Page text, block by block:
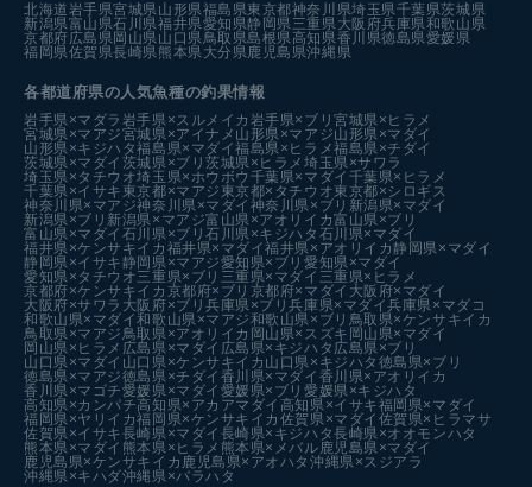
北海道岩手県宮城県山形県福島県東京都神奈川県埼玉県千葉県茨城県
新潟県富山県石川県福井県愛知県静岡県三重県大阪府兵庫県和歌山県
京都府広島県岡山県山口県鳥取県島根県高知県香川県徳島県愛媛県
福岡県佐賀県長崎県熊本県大分県鹿児島県沖縄県
各都道府県の人気魚種の釣果情報
岩手県×マダラ 岩手県×スルメイカ 岩手県×ブリ宮城県×ヒラメ
宮城県×マアジ宮城県×アイナメ 山形県×マアジ山形県×マダイ
山形県×キジハタ福島県×マダイ福島県×ヒラメ福島県×チダイ
茨城県×マダイ 茨城県×ブリ茨城県×ヒラメ埼玉県×サワラ
埼玉県×タチウオ埼玉県×ホウボウ 千葉県×マダイ 千葉県×ヒラメ
千葉県×イサキ 東京都×マアジ 東京都×タチウオ東京都×シロギス
神奈川県×マアジ神奈川県×マダイ 神奈川県×ブリ 新潟県×マダイ
新潟県×ブリ 新潟県×マアジ富山県×アオリイカ富山県×ブリ
富山県×マダイ 石川県×ブリ石川県×キジハタ 石川県×マダイ
福井県×ケンサキイカ 福井県×マダイ福井県×アオリイカ 静岡県×マダイ
静岡県×イサキ 静岡県×マアジ愛知県×ブリ愛知県×マダイ
愛知県×タチウオ三重県×ブリ 三重県×マダイ 三重県×ヒラメ
京都府×ケンサキイカ 京都府×ブリ 京都府×マダイ 大阪府×マダイ
大阪府×サワラ 大阪府×ブリ兵庫県×ブリ兵庫県×マダイ兵庫県×マダコ
和歌山県×マダイ和歌山県×マアジ和歌山県×ブリ 鳥取県×ケンサキイカ
鳥取県×マアジ鳥取県×アオリイカ 岡山県×スズキ 岡山県×マダイ
岡山県×ヒラメ 広島県×マダイ 広島県×キジハタ 広島県×ブリ
山口県×マダイ 山口県×ケンサキイカ 山口県×キジハタ 徳島県×ブリ
徳島県×マアジ徳島県×チダイ 香川県×マダイ 香川県×アオリイカ
香川県×マゴチ愛媛県×マダイ 愛媛県×ブリ愛媛県×キジハタ
高知県×カンパチ高知県×アカアマダイ 高知県×イサキ福岡県×マダイ
福岡県×ヤリイカ福岡県×ケンサキイカ 佐賀県×マダイ 佐賀県×ヒラマサ
佐賀県×イサキ長崎県×マダイ 長崎県×キジハタ長崎県×オオモンハタ
熊本県×マダイ 熊本県×ヒラメ 熊本県×メバル鹿児島県×マダイ
鹿児島県×ケンサキイカ 鹿児島県×アオハタ沖縄県×スジアラ
沖縄県×キハダ沖縄県×バラハタ